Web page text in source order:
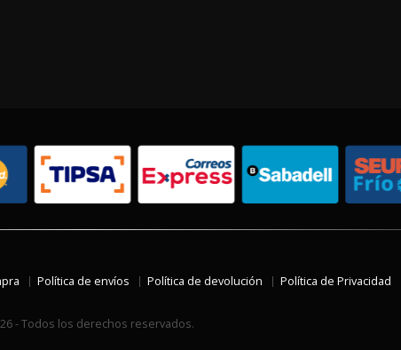
Política de envíos Política de devolución Política de Privacidad
- Todos los derechos reservados.